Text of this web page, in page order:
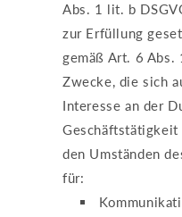
Abs. 1 lit. b
zur Erfüllung
gemäß Art. 6
Zwecke, die sich
Interesse an der
Geschäftstätigkeit
den Umständen
für: